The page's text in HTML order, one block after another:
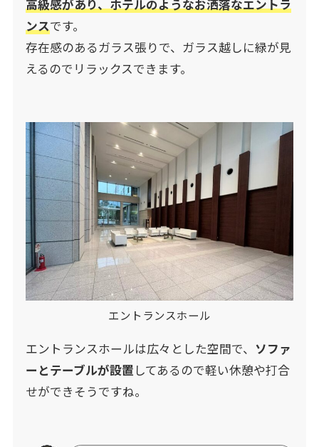
高級感があり、ホテルのようなお洒落なエントラ
ンスです。
存在感のあるガラス張りで、ガラス越しに緑が見
えるのでリラックスできます。
エントランスホール
エントランスホールは広々とした空間で、 ソファ
ーとテーブルが設置 してあるので軽い休憩や打合
せができそうですね。